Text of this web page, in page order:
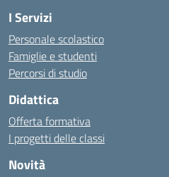
I Servizi
Personale scolastico
Famiglie e studenti
Percorsi di studio
Didattica
Offerta formativa
I progetti delle classi
Novità